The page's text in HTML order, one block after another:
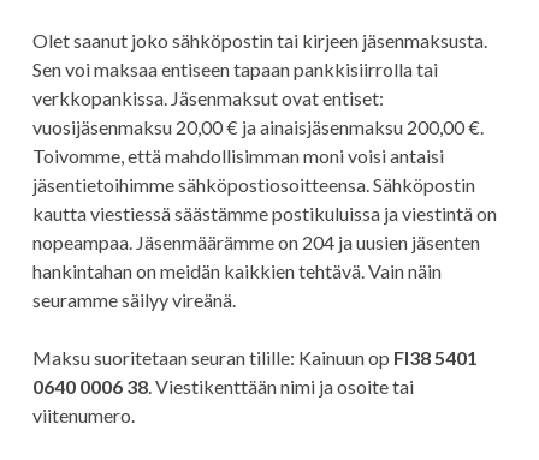
Olet saanut joko sähköpostin tai kirjeen jäsenmaksusta.
Sen voi maksaa entiseen tapaan pankkisiirrolla tai
verkkopankissa. Jäsenmaksut ovat entiset:
vuosijäsenmaksu 20,00 € ja ainaisjäsenmaksu 200,00 €.
Toivomme, että mahdollisimman moni voisi antaisi
jäsentietoihimme sähköpostiosoitteensa. Sähköpostin
kautta viestiessä säästämme postikuluissa ja viestintä on
nopeampaa. Jäsenmäärämme on 204 ja uusien jäsenten
hankintahan on meidän kaikkien tehtävä. Vain näin
seuramme säilyy vireänä.
Maksu suoritetaan seuran tilille: Kainuun op FI38 5401
0640 0006 38. Viestikenttään nimi ja osoite tai
viitenumero.